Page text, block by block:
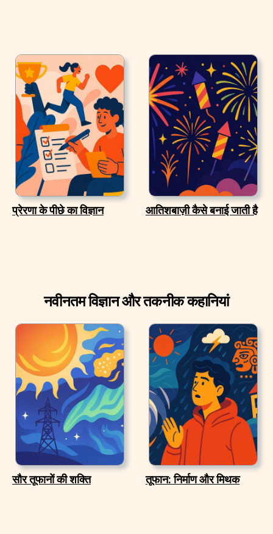
प्रेरणा के पीछे का विज्ञान आतिशबाज़ी कैसे बनाई जाती है
नवीनतम विज्ञान और तकनीक कहानियां
सौर तूफानों की शक्ति तूफान: निर्माण और मिथक